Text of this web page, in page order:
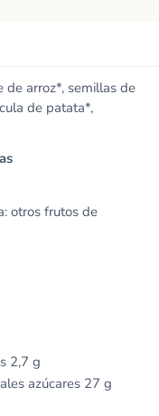
arroz*, semillas de
de patata*,
otros frutos de
2,7 g
azúcares 27 g